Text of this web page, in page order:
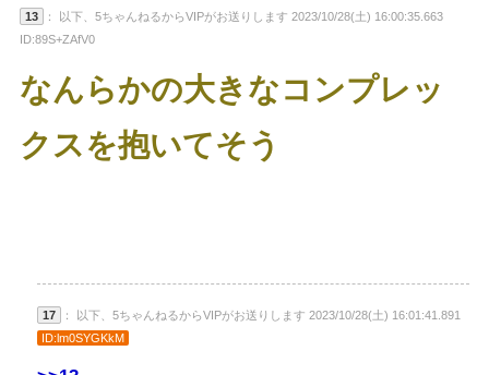
13
： 以下、5ちゃんねるからVIPがお送りします 2023/10/28(土) 16:00:35.663
ID:89S+ZAfV0
なんらかの大きなコンプレッ
クスを抱いてそう
17
： 以下、5ちゃんねるからVIPがお送りします 2023/10/28(土) 16:01:41.891
ID:lm0SYGKkM